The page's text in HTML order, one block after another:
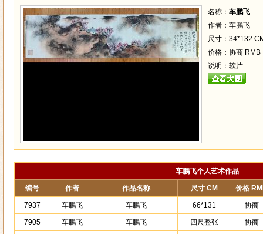
名称： 车鹏飞
作者：车鹏飞
尺寸：34*132
价格：协商 RMB
说明：软片
车鹏飞个人艺术作品
编号 作者 作品名称 尺寸 CM 价格
7937 车鹏飞 车鹏飞 66*131 协商
7905 车鹏飞 车鹏飞 四尺整张 协商